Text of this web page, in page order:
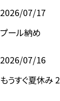
2026/07/17
プール納め
2026/07/16
もうすぐ夏休み 2